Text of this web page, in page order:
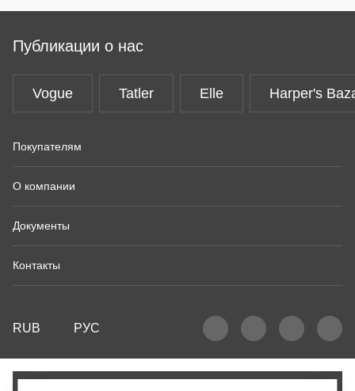
Публикации о нас
Vogue Tatler Elle Harper's
Покупателям
О компании
Документы
Контакты
RUB РУС